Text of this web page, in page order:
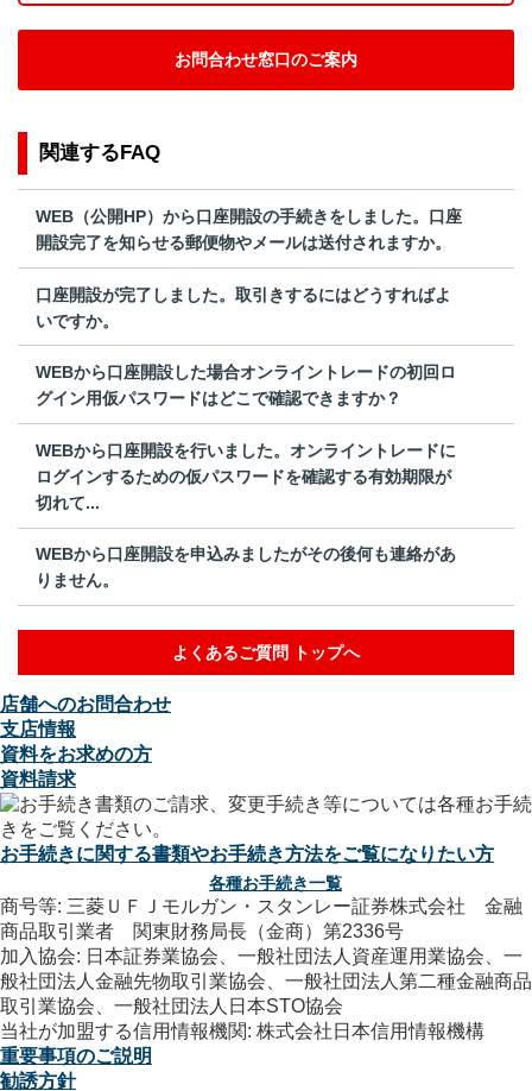
お問合わせ窓口のご案内
関連するFAQ
WEB（公開HP）から口座開設の手続きをしました。口座
開設完了を知らせる郵便物やメールは送付されますか。
口座開設が完了しました。取引きするにはどうすればよ
いですか。
WEBから口座開設した場合オンライントレードの初回ロ
グイン用仮パスワードはどこで確認できますか？
WEBから口座開設を行いました。オンライントレードに
ログインするための仮パスワードを確認する有効期限が
切れて...
WEBから口座開設を申込みましたがその後何も連絡があ
りません。
よくあるご質問 トップへ
店舗へのお問合わせ
支店情報
資料をお求めの方
資料請求
お手続きに関する書類やお手続き方法をご覧になりたい方
各種お手続き一覧
商号等: 三菱ＵＦＪモルガン・スタンレー証券株式会社 金融
商品取引業者 関東財務局長（金商）第2336号
加入協会: 日本証券業協会、一般社団法人資産運用業協会、一
般社団法人金融先物取引業協会、一般社団法人第二種金融商品
取引業協会、一般社団法人日本STO協会
当社が加盟する信用情報機関: 株式会社日本信用情報機構
重要事項のご説明
勧誘方針